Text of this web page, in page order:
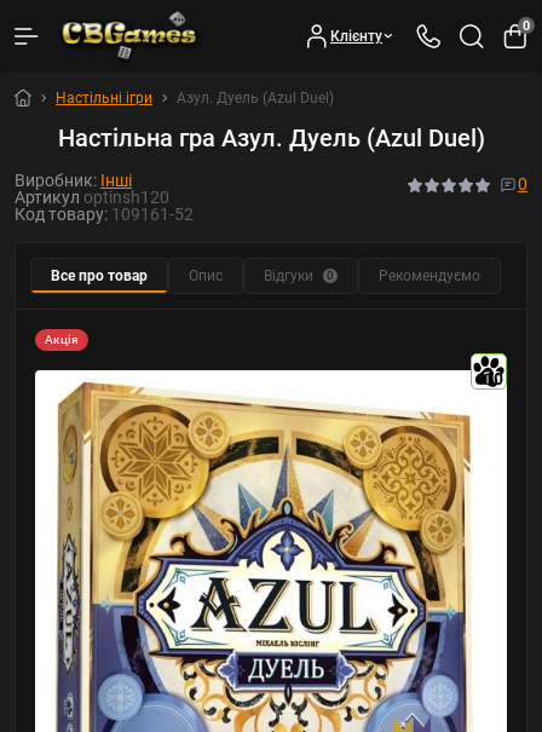
Клієнту
0
Настільні ігри Азул. Дуель (Azul Duel)
Настільна гра Азул. Дуель (Azul Duel)
Виробник: Інші
Артикул optinsh120
Код товару: 109161-52
0
Все про товар Опис Відгуки 0 Рекомендуємо
Акція
10